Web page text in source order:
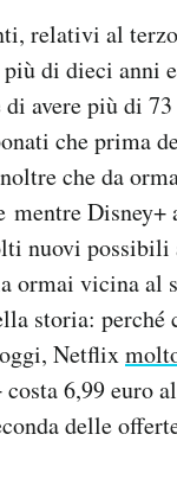
relativi al
di dieci anni
di avere più di
che prima
che da
Disney+
nuovi possibili
ormai vicina
storia: perché
Netflix
6,99 euro
delle